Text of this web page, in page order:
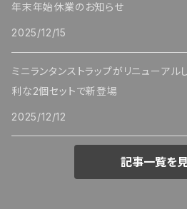
年末年始休業のお知らせ
2025/12/15
ミニランタンストラップがリニューアル
利な2個セットで新登場
2025/12/12
記事一覧を